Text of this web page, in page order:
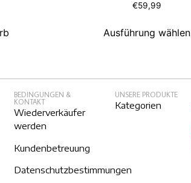
€59,99
Ausführung wählen
BEDINGUNGEN &
KONTAKT
Wiederverkäufer
werden
Kundenbetreuung
Datenschutzbestimmungen
UNSERE PRODUKTE
Kategorien